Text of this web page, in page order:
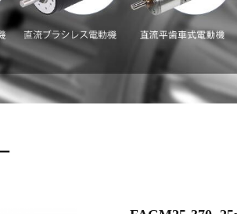
プラスチックギヤードモーター
ワームギヤードモーター
エンコーダー